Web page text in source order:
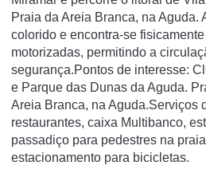
Praia da Areia Branca, na Aguda.
colorido e encontra-se
motorizadas, permitindo a
segurança.Pontos de interesse:
e Parque das Dunas da Aguda.
Areia Branca, na Aguda.Serviços
restaurantes, caixa Multibanco,
passadiço para pedestres na
estacionamento para bicicletas.